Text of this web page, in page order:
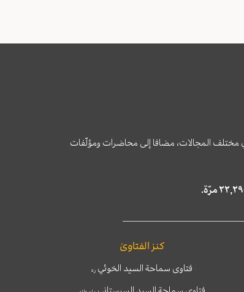
مختلف المجالات، مضافا إلى محاضرات ومؤلّفات
كنز الفتاوىٰ
فتاوى سماحة السيد الخوئي ره